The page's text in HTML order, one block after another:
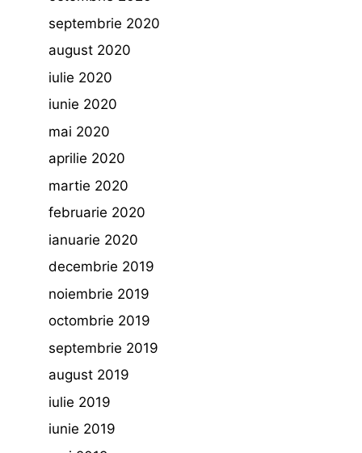
septembrie 2020
august 2020
iulie 2020
iunie 2020
mai 2020
aprilie 2020
martie 2020
februarie 2020
ianuarie 2020
decembrie 2019
noiembrie 2019
octombrie 2019
septembrie 2019
august 2019
iulie 2019
iunie 2019